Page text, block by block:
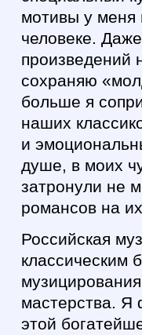
мотивы у меня
человеке.
произведений
сохраняю
больше я
наших
и
душе, в моих
затронули не
романсов на
Российская
классическим
мастерства. Я
этой